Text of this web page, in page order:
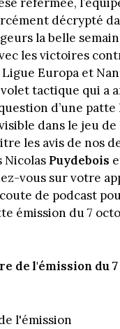
décrypté
la belle
les victoires
Europa et
tactique qui a
d’une
dans le jeu de
les avis de nos
Nicolas Puydebois
vous sur votre
de podcast
émission du 7
de l'émission du 7
l'émission